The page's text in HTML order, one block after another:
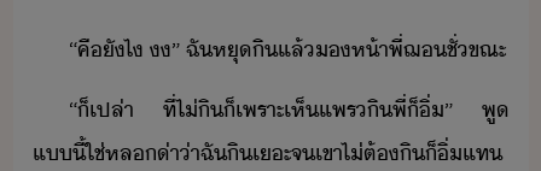
“​คื​ัไ​ ​​”​ ​ฉั​หุ​ิ​แล้​ห้า​พี่​ฌ​ชั่ขณะ
“​็​เปล่า​ ​ที่​ไ่​ิ​็​เพราะ​เห็​แพร​ิ​พี่​็​ิ่​”​ ​พู​
แี้​ใช่​หล​่า่า​ฉั​ิ​เะ​จ​เขา​ไ่ต้​ิ​็​ิ่​แท​